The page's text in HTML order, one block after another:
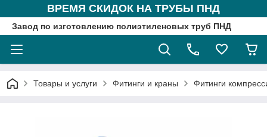
ВРЕМЯ СКИДОК НА ТРУБЫ ПНД
Завод по изготовлению полиэтиленовых труб ПНД
Товары и услуги Фитинги и краны Фитинги